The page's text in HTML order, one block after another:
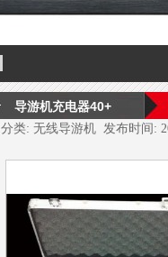
导游机充电器40+
分类: 无线导游机 发布时间: